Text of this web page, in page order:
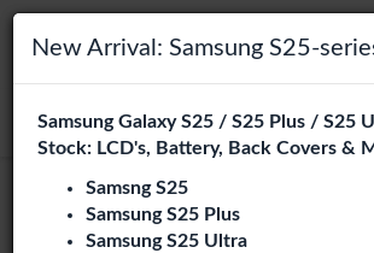
Wählen Sie Ihre Sprache
Es sieht so aus, als wären Sie in
Besuchen Sie
Navigation umschalten
suchen
New Arrival: Samsung S25-
Samsung Galaxy S25 / S25 Plus / S25
Stock: LCD's, Battery, Back Covers &
Samsng S25
Samsung S25 Plus
Samsung S25 Ultra